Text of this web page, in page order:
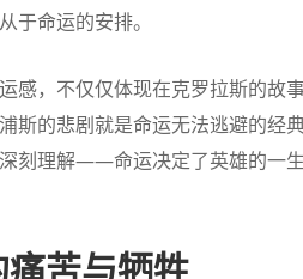
于命运的安排。
感，不仅仅体现在克罗拉斯的故
斯的悲剧就是命运无法逃避的经
刻理解——命运决定了英雄的一
苦与牺牲